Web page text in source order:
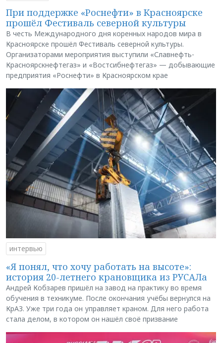
При поддержке «Роснефти» в Красноярске
прошёл Фестиваль северной культуры
В честь Международного дня коренных народов мира в
Красноярске прошёл Фестиваль северной культуры.
Организаторами мероприятия выступили «Славнефть-
Красноярскнефтегаз» и «Востсибнефтегаз» — добывающие
предприятия «Роснефти» в Красноярском крае
интервью
«Я понял, что хочу работать на высоте»:
история 20-летнего крановщика из РУСАЛа
Андрей Кобзарев пришёл на завод на практику во время
обучения в техникуме. После окончания учёбы вернулся на
КрАЗ. Уже три года он управляет краном. Для него работа
стала делом, в котором он нашёл своё призвание